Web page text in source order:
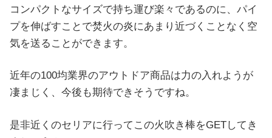
コンパクトなサイズで持ち運び楽々であるのに、パイ
プを伸ばすことで焚火の炎にあまり近づくことなく空
気を送ることができます。
近年の100均業界のアウトドア商品は力の入れようが
凄まじく、今後も期待できそうですね。
是非近くのセリアに行ってこの火吹き棒をGETしてき